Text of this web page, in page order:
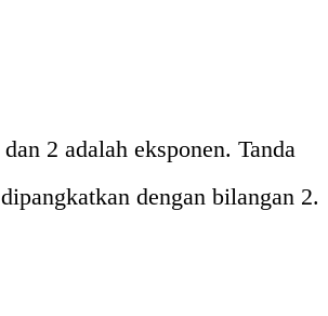
2 adalah eksponen. Tanda
dengan bilangan 2.